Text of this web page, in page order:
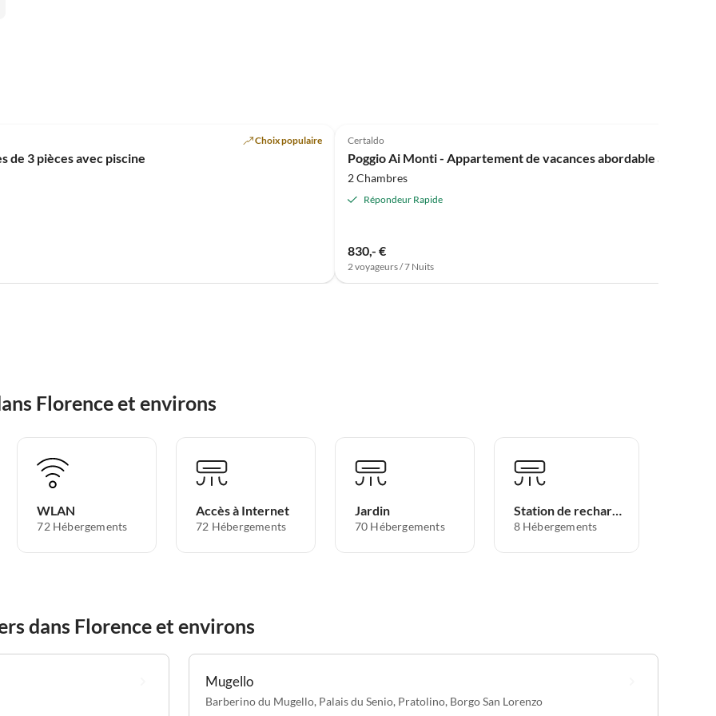
Choix populaire
de 3 pièces avec piscine
Certaldo
Poggio Ai Monti - Appartement de vacances abordable avec
2 Chambres
Répondeur Rapide
830,- €
2 voyageurs / 7 Nuits
Florence et environs
WLAN
72 Hébergements
Accès à Internet
72 Hébergements
Jardin
70 Hébergements
Station de recharge pour voitures électriques
8 Hébergements
dans Florence et environs
Mugello
Barberino du Mugello, Palais du Senio, Pratolino, Borgo San Lorenzo